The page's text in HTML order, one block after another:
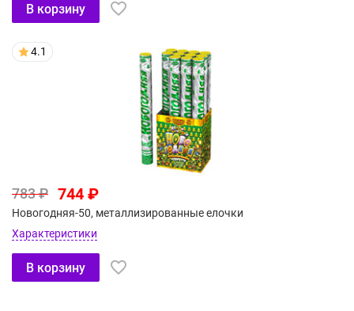
В корзину
4.1
783 ₽ 744 ₽
Новогодняя-50, металлизированные елочки
Характеристики
В корзину